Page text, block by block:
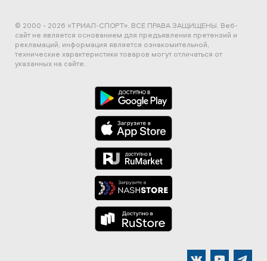
© 2000 - 2026 «ТРИАЛ-СПОРТ». ВСЕ ПРАВА ЗАЩИЩЕНЫ. Веб-
сайт не является основанием для предъявления претензий и
рекламаций, информация является ознакомительной,
технические характеристики товаров могут отличаться от
указанных на сайте.